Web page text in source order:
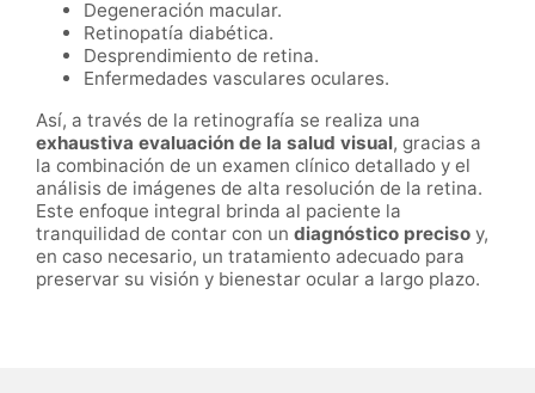
Degeneración macular.
Retinopatía diabética.
Desprendimiento de retina.
Enfermedades vasculares oculares.
Así, a través de la retinografía se realiza una
exhaustiva evaluación de la salud visual, gracias a
la combinación de un examen clínico detallado y el
análisis de imágenes de alta resolución de la retina.
Este enfoque integral brinda al paciente la
tranquilidad de contar con un diagnóstico preciso y,
en caso necesario, un tratamiento adecuado para
preservar su visión y bienestar ocular a largo plazo.